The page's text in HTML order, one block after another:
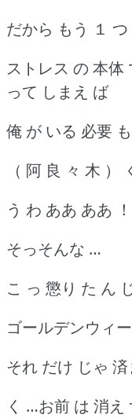
だから もう １
ストレス の 本体
って しまえ ば
俺 が いる 必要
（ 阿 良 々 木 ）
う わ ああ ああ ！
そっそんな …
こ っ 懲り た ん
ゴールデンウィ
それ だけ じゃ
く …お前 は 消え